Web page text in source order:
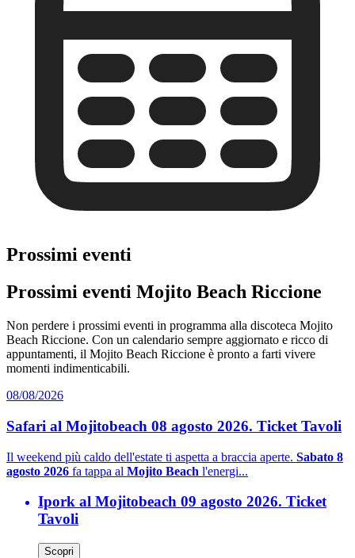
Prossimi eventi
Prossimi eventi Mojito Beach Riccione
Non perdere i prossimi eventi in programma alla discoteca Mojito
Beach Riccione. Con un calendario sempre aggiornato e ricco di
appuntamenti, il Mojito Beach Riccione è pronto a farti vivere
momenti indimenticabili.
08/08/2026
Safari al Mojitobeach 08 agosto 2026. Ticket Tavoli
Il weekend più caldo dell'estate ti aspetta a braccia aperte. Sabato 8
agosto 2026 fa tappa al Mojito Beach l'energi...
Ipork al Mojitobeach 09 agosto 2026. Ticket
Tavoli
Scopri